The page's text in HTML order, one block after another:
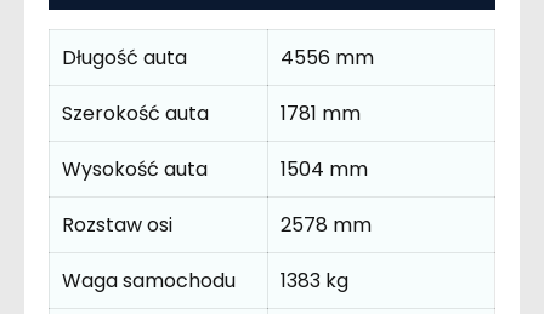
Długość auta
4556 mm
Szerokość auta
1781 mm
Wysokość auta
1504 mm
Rozstaw osi
2578 mm
Waga samochodu
1383 kg